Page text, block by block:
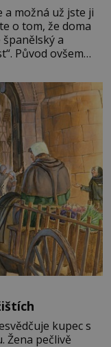
a možná už jste ji
o tom, že doma
a
Původ ovšem
a k tomu
kupec s
Žena pečlivě